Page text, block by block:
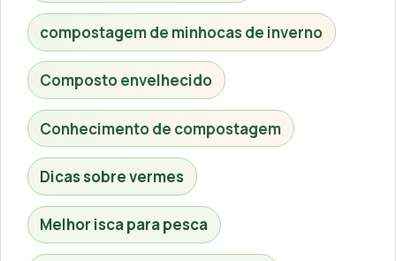
compostagem de minhocas de inverno
Composto envelhecido
Conhecimento de compostagem
Dicas sobre vermes
Melhor isca para pesca